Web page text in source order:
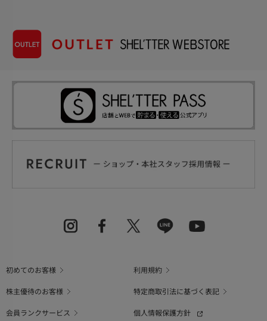
初めてのお客様
利用規約
株主優待のお客様
特定商取引法に基づく表記
会員ランクサービス
個人情報保護方針